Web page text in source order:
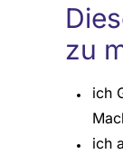
zu
ich
ich